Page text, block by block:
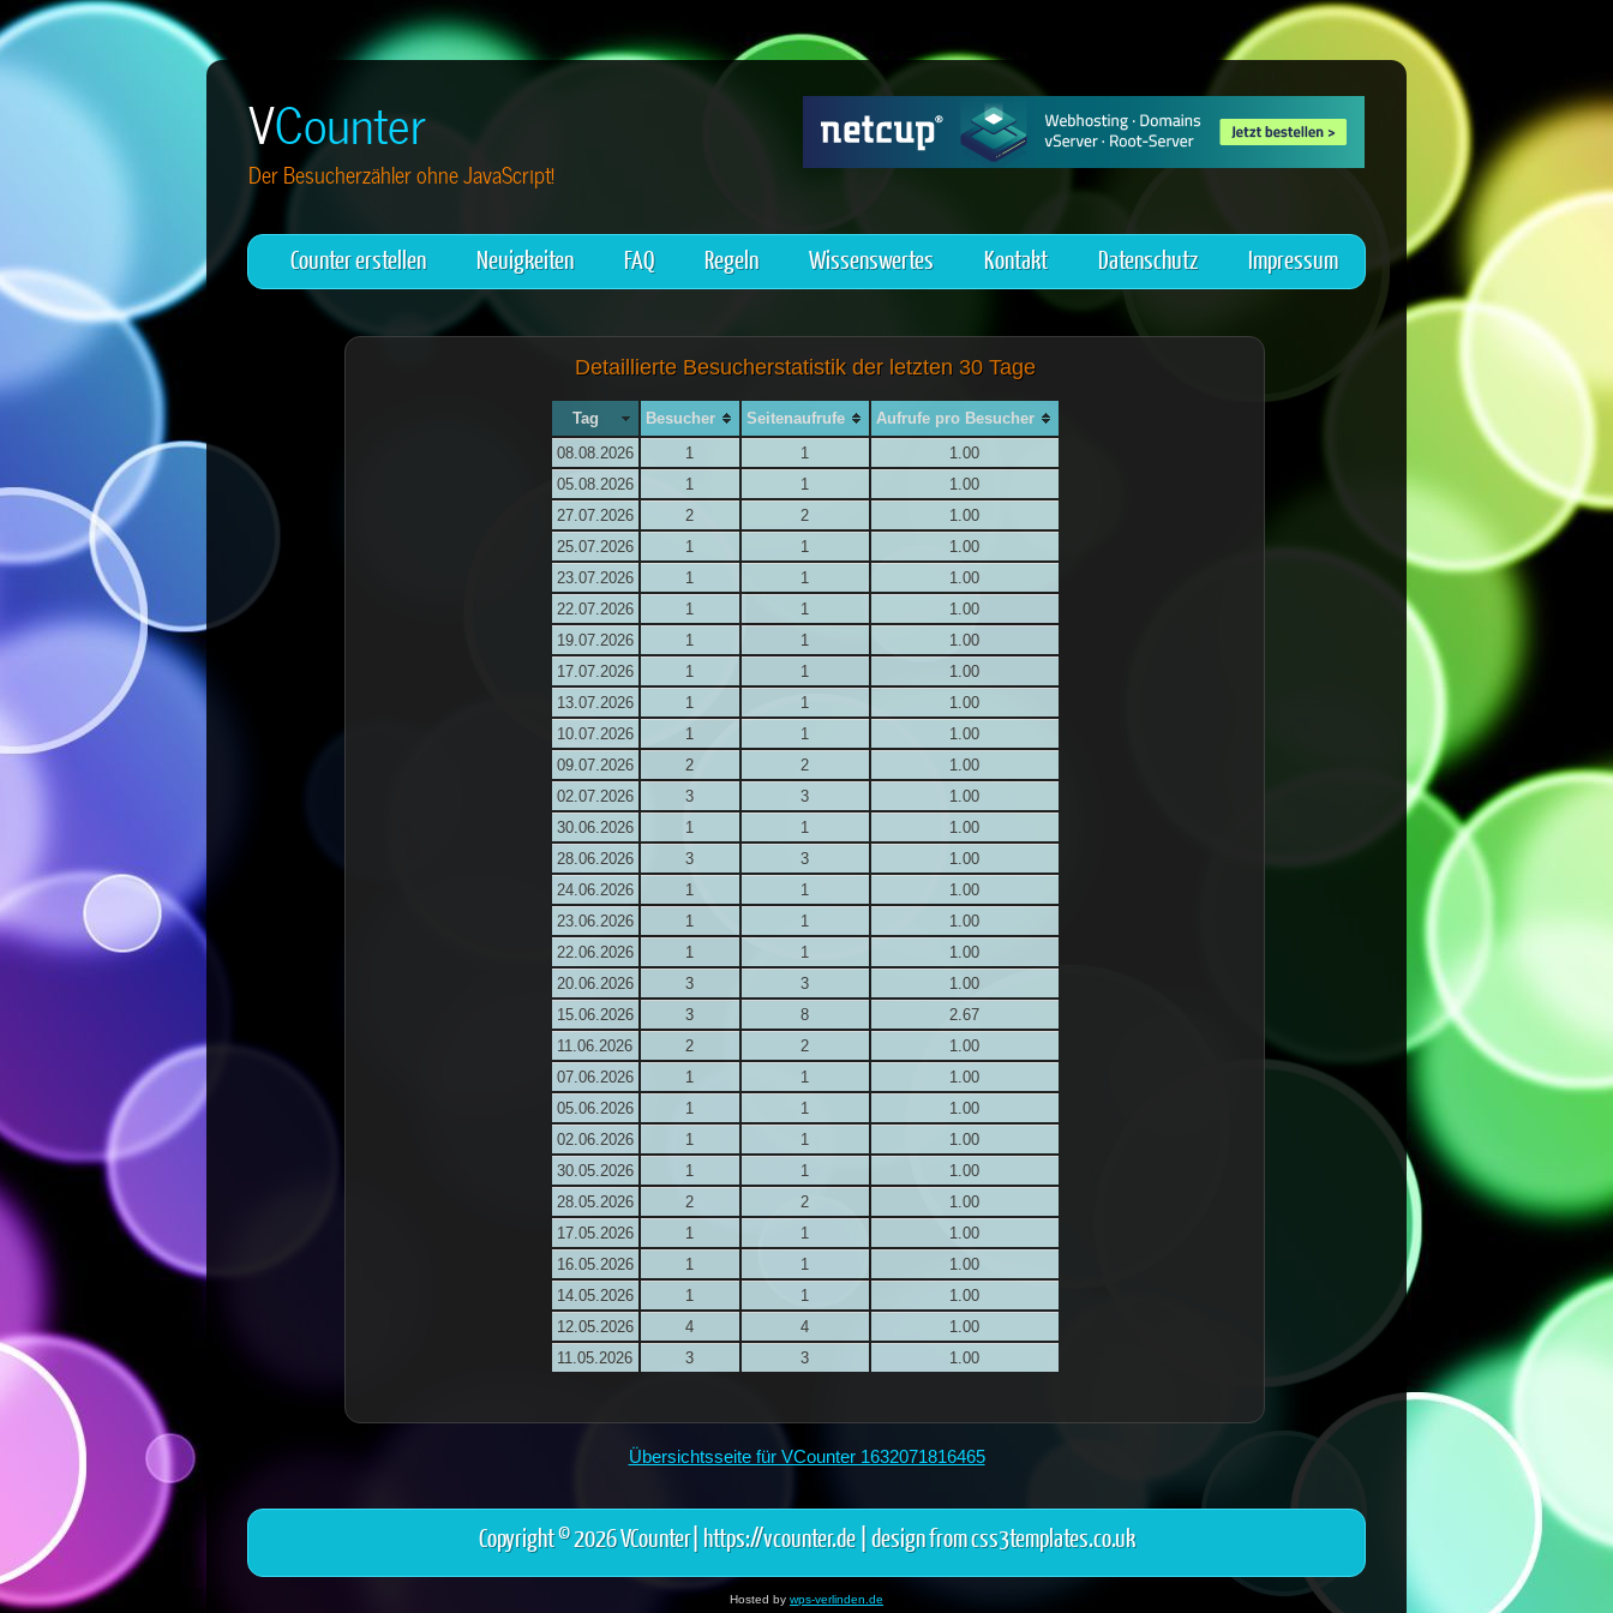
VCounter
Der Besucherzähler ohne JavaScript!
Counter erstellen Neuigkeiten FAQ Regeln Wissenswertes Kontakt Datenschutz Impressum
Detaillierte Besucherstatistik der letzten 30 Tage
Tag Besucher Seitenaufrufe
Aufrufe pro Besucher
08.08.2026
1 1
1.00
05.08.2026
1 1
1.00
27.07.2026
2 2
1.00
25.07.2026
1 1
1.00
23.07.2026
1 1
1.00
22.07.2026
1 1
1.00
19.07.2026
1 1
1.00
17.07.2026
1 1
1.00
13.07.2026
1 1
1.00
10.07.2026
1 1
1.00
09.07.2026
2 2
1.00
02.07.2026
3 3
1.00
30.06.2026
1 1
1.00
28.06.2026
3 3
1.00
24.06.2026
1 1
1.00
23.06.2026
1 1
1.00
22.06.2026
1 1
1.00
20.06.2026
3 3
1.00
15.06.2026
3 8
2.67
11.06.2026
2 2
1.00
07.06.2026
1 1
1.00
05.06.2026
1 1
1.00
02.06.2026
1 1
1.00
30.05.2026
1 1
1.00
28.05.2026
2 2
1.00
17.05.2026
1 1
1.00
16.05.2026
1 1
1.00
14.05.2026
1 1
1.00
12.05.2026
4 4
1.00
11.05.2026
3 3 1.00
Übersichtsseite für VCounter 1632071816465
Copyright © 2026 VCounter| https://vcounter.de|design from css3templates.co.uk
Hosted by wps-verlinden.de